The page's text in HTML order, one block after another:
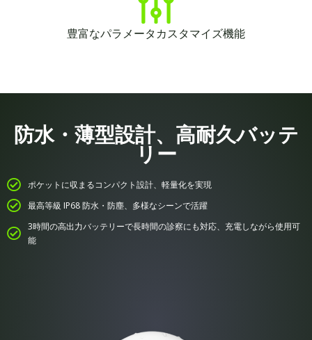
豊富なパラメータカスタマイズ機能
防水・薄型設計、高耐久バッテ
リー
ポケットに収まるコンパクト設計、軽量化を実現
最高等級 IP68 防水・防塵、多様なシーンで活躍
3時間の高出力バッテリーで長時間の診察にも対応、充電しながら使用可
能